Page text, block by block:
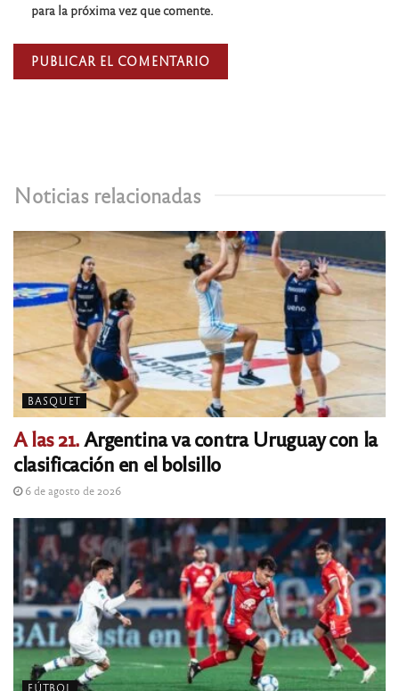
Noticias relacionadas
BASQUET
A las 21.Argentina va contra Uruguay con la
clasificación en el bolsillo
6 de agosto de 2026
FÚTBOL
para la próxima vez que comente.